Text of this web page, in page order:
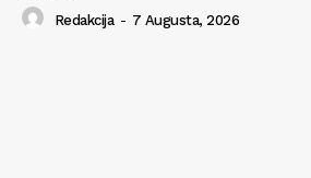
Redakcija - 7 Augusta, 2026